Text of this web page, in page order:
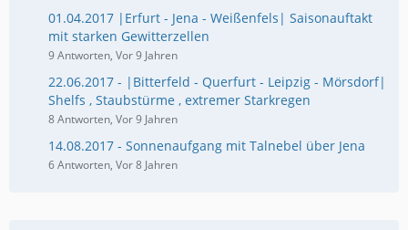
01.04.2017 |Erfurt - Jena - Weißenfels| Saisonauftakt
mit starken Gewitterzellen
9 Antworten, Vor 9 Jahren
22.06.2017 - |Bitterfeld - Querfurt - Leipzig - Mörsdorf|
Shelfs , Staubstürme , extremer Starkregen
8 Antworten, Vor 9 Jahren
14.08.2017 - Sonnenaufgang mit Talnebel über Jena
6 Antworten, Vor 8 Jahren